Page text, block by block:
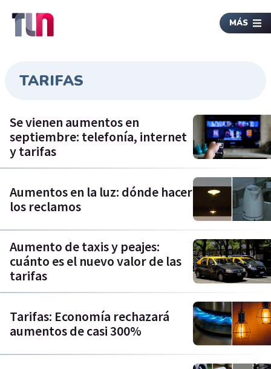
MÁS
TARIFAS
Se vienen aumentos en
septiembre: telefonía, internet
y tarifas
Aumentos en la luz: dónde hacer
los reclamos
Aumento de taxis y peajes:
cuánto es el nuevo valor de las
tarifas
Tarifas: Economía rechazará
aumentos de casi 300%